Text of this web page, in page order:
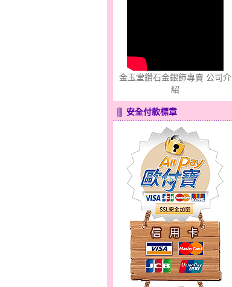
心之舞～金銀鋼套鍊
分享愛～金銀鋼套鍊
金玉堂鑽石金銀飾專賣 公司介
紹
安全付款標章